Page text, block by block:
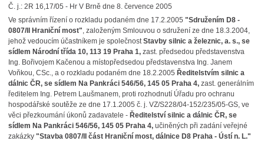
Č. j.: 2R 16,17/05 - Hr V Brně dne 8. července 2005
Ve správním řízení o rozkladu podaném dne 17.2.2005 "Sdružením D8 -
0807/II Hraniční most", založeným Smlouvou o sdružení ze dne 18.3.2004,
jehož vedoucím účastníkem je společnostStavby silnic a železnic, a. s., se
sídlem Národní třída 10, 113 19 Praha 1,zast. předsedou představenstva
Ing. Bořivojem Kačenou a místopředsedou představenstva Ing. Janem
Voňkou, CSc., a o rozkladu podaném dne 18.2.2005 Ředitelstvím silnic a
dálnic ČR, se sídlem Na Pankráci 546/56, 145 05 Praha 4,zast. generálním
ředitelem Ing. Petrem Laušmanem, proti rozhodnutí Úřadu pro ochranu
hospodářské soutěže ze dne 17.1.2005 č. j. VZ/S228/04-152/235/05-GS, ve
věci přezkoumání úkonů zadavatele - Ředitelství silnic a dálnic ČR, se
sídlem Na Pankráci 546/56, 145 05 Praha 4,učiněných při zadání veřejné
zakázky "Stavba 0807/II část Hraniční most, dálnice D8 Praha - Ústí n. L."